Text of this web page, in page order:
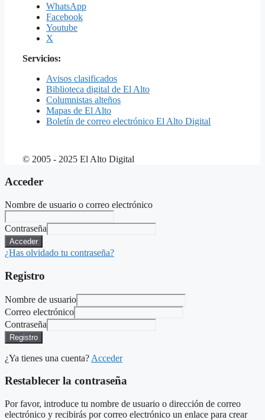
WhatsApp
Facebook
Youtube
X
Servicios:
Avisos clasificados
Biblioteca digital de El Alto
Columnistas alteños
Mapas de El Alto
Boletín de correo electrónico El Alto Digital
© 2005 - 2025 El Alto Digital
Acceder
Nombre de usuario o correo electrónico
Contraseña
Acceder
¿Has olvidado tu contraseña?
Registro
Nombre de usuario
Correo electrónico
Contraseña
Registro
¿Ya tienes una cuenta? Acceder
Restablecer la contraseña
Por favor, introduce tu nombre de usuario o dirección de correo
electrónico y recibirás por correo electrónico un enlace para crear